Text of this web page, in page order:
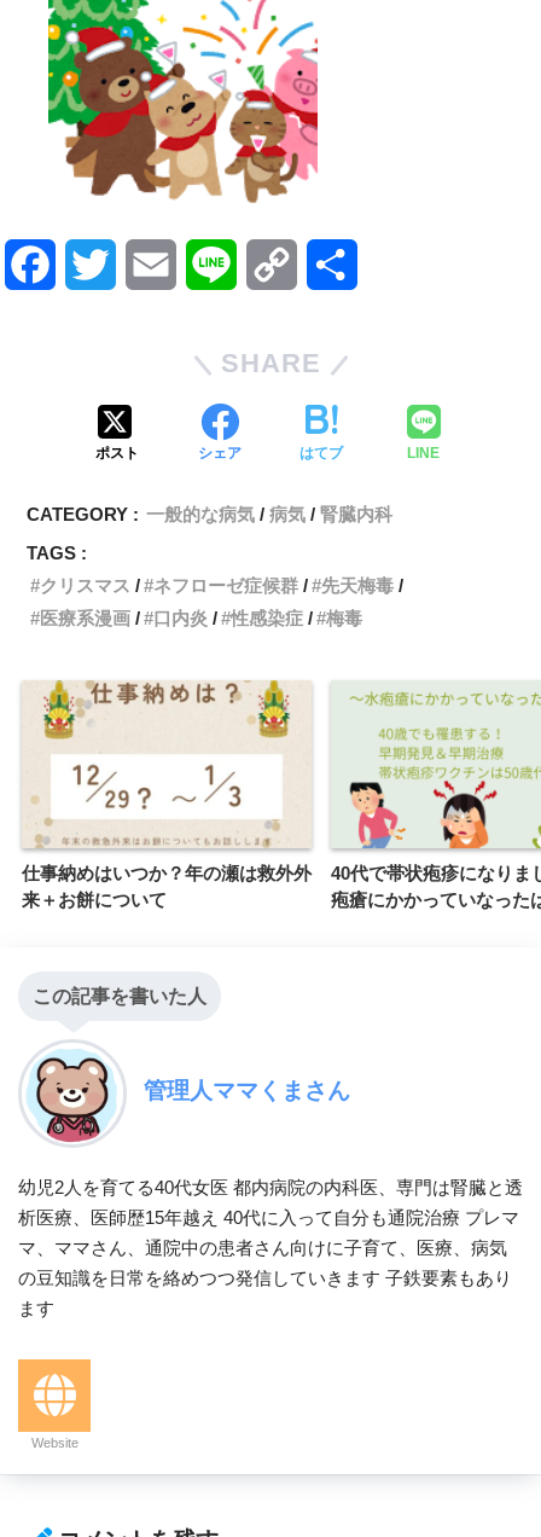
o
k
t
e
n
e
p
i
k
SHARE
ポスト シェア はてブ LINE
CATEGORY : 一般的な病気 病気
腎臓内科
TAGS :
クリスマス
ネフローゼ症候群
先天梅毒
医療系漫画
口内炎 性感染症 梅毒
仕事納めはいつか？年の瀬は救外外
来＋お餅について
40代で帯状疱疹になりま
疱瘡にかかっていなった
この記事を書いた人
管理人ママくまさん
幼児2人を育てる40代女医 都内病院の内科医、専門は腎臓と透
析医療、医師歴15年越え 40代に入って自分も通院治療 プレマ
マ、ママさん、通院中の患者さん向けに子育て、医療、病気
の豆知識を日常を絡めつつ発信していきます 子鉄要素もあり
ます
Website